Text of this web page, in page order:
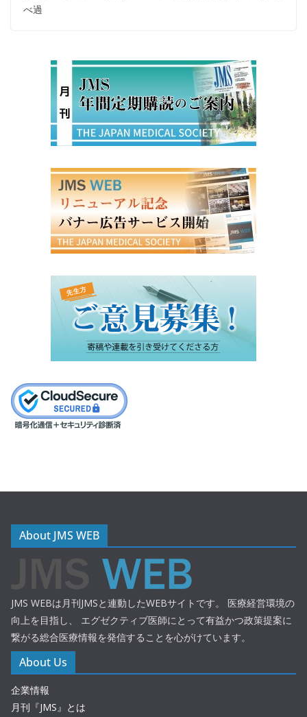
べ過
About JMS WEB
JMS WEBは月刊JMSと連動したWEBサイトです。 医療経営環境の
向上を目指し、 エグゼクティブ医師にとって有益かつ政策提案に
繋がる総合医療情報を発信することを心がけています。
About Us
企業情報
月刊『JMS』とは